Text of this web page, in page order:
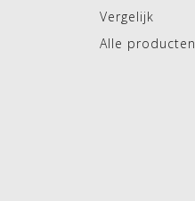
Vergelijk
Alle producten